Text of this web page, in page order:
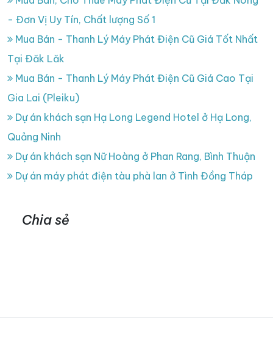
- Đơn Vị Uy Tín, Chất lượng Số 1
Mua Bán - Thanh Lý Máy Phát Điện Cũ Giá Tốt Nhất
Tại Đăk Lăk
Mua Bán - Thanh Lý Máy Phát Điện Cũ Giá Cao Tại
Gia Lai (Pleiku)
Dự án khách sạn Hạ Long Legend Hotel ở Hạ Long,
Quảng Ninh
Dự án khách sạn Nữ Hoàng ở Phan Rang, Bình Thuận
Dự án máy phát điện tàu phà lan ở Tình Đồng Tháp
Chia sẻ